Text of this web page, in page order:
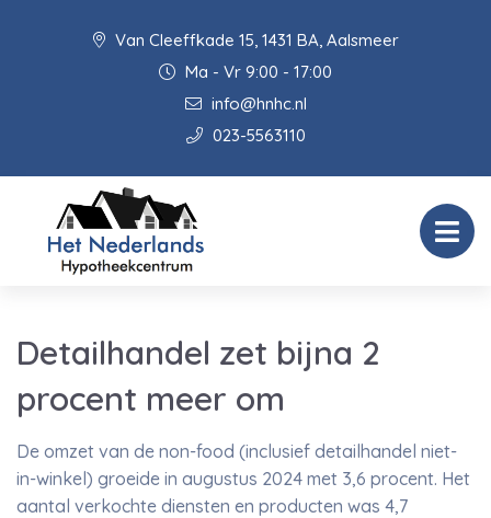
Van Cleeffkade 15, 1431 BA, Aalsmeer
Ma - Vr 9:00 - 17:00
info@hnhc.nl
023-5563110
Detailhandel zet bijna 2
procent meer om
De omzet van de non-food (inclusief detailhandel niet-
in-winkel) groeide in augustus 2024 met 3,6 procent. Het
aantal verkochte diensten en producten was 4,7